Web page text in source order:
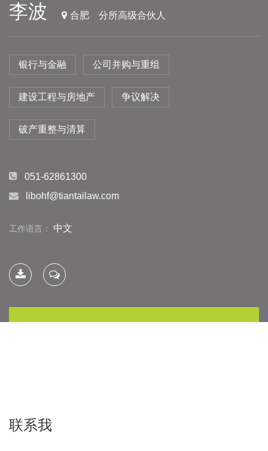
李波 合肥 分所高级合伙人
银行与金融 公司并购与重组
建设工程与房地产 争议解决
破产重整与清算
051-62861300
libohf@tiantailaw.com
工作语言： 中文
联系我